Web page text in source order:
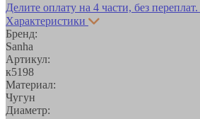
Делите оплату на 4 части, без переплат.
Характеристики
Бренд:
Sanha
Артикул:
к5198
Материал:
Чугун
Диаметр: